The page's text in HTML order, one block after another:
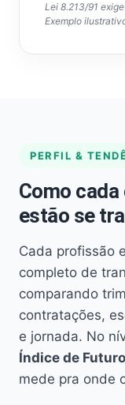
Lei 8.213/91
Exemplo
PERFIL &
Como
estão se
Cada profissão
completo de
comparando
contratações,
e jornada. No
Índice de
mede pra onde